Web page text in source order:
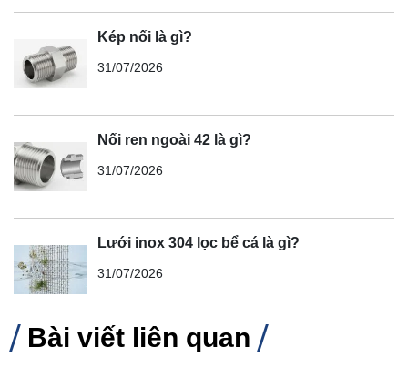
Kép nối là gì?
31/07/2026
Nối ren ngoài 42 là gì?
31/07/2026
Lưới inox 304 lọc bể cá là gì?
31/07/2026
Bài viết liên quan